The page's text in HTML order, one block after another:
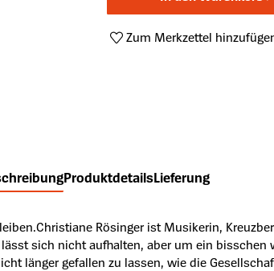
Zum Merkzettel
ProduktdetailsLieferung
Rösinger ist Musikerin,
sich nicht aufhalten, aber um ein
länger gefallen zu lassen, wie die